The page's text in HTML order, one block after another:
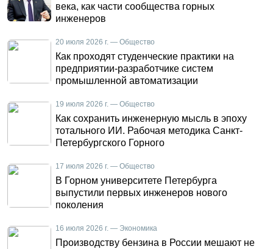
века, как части сообщества горных
инженеров
20 июля 2026 г. — Общество
Как проходят студенческие практики на
предприятии-разработчике систем
промышленной автоматизации
19 июля 2026 г. — Общество
Как сохранить инженерную мысль в эпоху
тотального ИИ. Рабочая методика Санкт-
Петербургского Горного
17 июля 2026 г. — Общество
В Горном университете Петербурга
выпустили первых инженеров нового
поколения
16 июля 2026 г. — Экономика
Производству бензина в России мешают не